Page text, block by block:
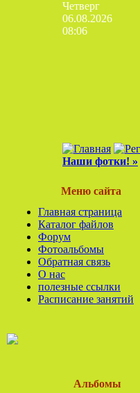
Четверг
06.08.2026
08:06
Наши фотки! »
Меню сайта
Главная страница
Каталог файлов
Форум
Фотоальбомы
Обратная связь
О нас
полезные ссылки
Расписание занятий
Альбомы